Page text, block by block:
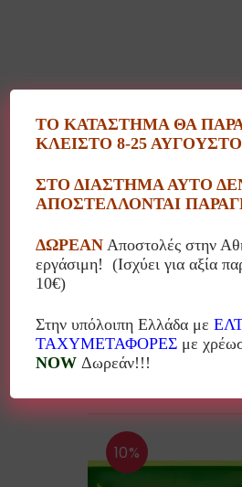
καμβά και ξύλο με ζωγραφιά από
Κωνσταντίνα Κόλλια.
Διαστάσεις: 36×6,5×31εκ
Σχετικά
10%
ΤΟ ΚΑΤΑΣΤΗΜΑ ΘΑ
ΚΛΕΙΣΤΟ 8-25
ΣΤΟ ΔΙΑΣΤΗΜΑ ΑΥΤΟ
ΑΠΟΣΤΕΛΛΟΝΤΑΙ
ΔΩΡΕΑΝ Αποστολές στην
εργάσιμη! (Ισχύει για αξία
10€)
Στην υπόλοιπη Ελλάδα με
ΤΑΧΥΜΕΤΑΦΟΡΕΣ με
NOW Δωρεάν!!!